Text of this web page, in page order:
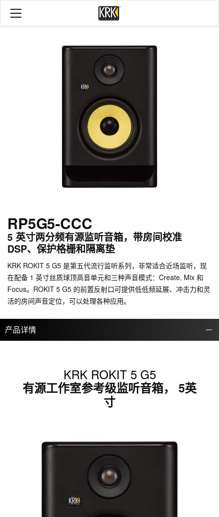
RP5G5-CCC
5 英寸两分频有源监听音箱，带房间校准
DSP、保护格栅和隔离垫
KRK ROKIT 5 G5 是第五代流行监听系列，非常适合近场监听，现
在配备 1 英寸丝质球顶高音单元和三种声音模式：Create, Mix 和
Focus。ROKIT 5 G5 的前置反射口可提供低低频延展、冲击力和灵
活的房间声音定位，可以处理各种应用。
产品详情
KRK ROKIT 5 G5
有源工作室参考级监听音箱， 5英
寸